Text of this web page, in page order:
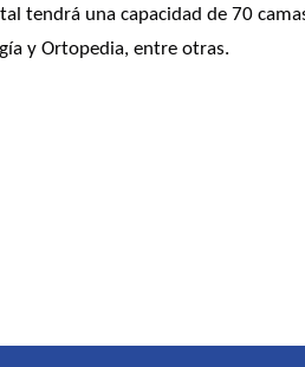
tendrá una capacidad de 70
y Ortopedia, entre otras.